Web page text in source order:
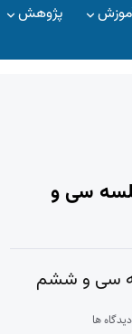
پژوهش
جلسه سی و